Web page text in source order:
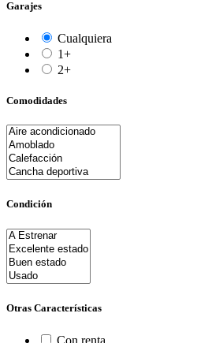
Garajes
Cualquiera
1+
2+
Comodidades
Condición
Otras Características
Con renta